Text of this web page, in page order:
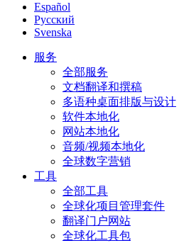
Español
Русский
Svenska
服务
全部服务
文档翻译和撰稿
多语种桌面排版与设计
软件本地化
网站本地化
音频/视频本地化
全球数字营销
工具
全部工具
全球化项目管理套件
翻译门户网站
全球化工具包